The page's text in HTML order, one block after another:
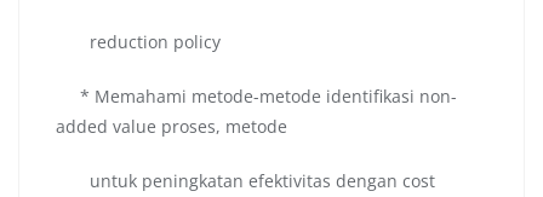
reduction policy
* Memahami metode-metode identifikasi non-
added value proses, metode
untuk peningkatan efektivitas dengan cost